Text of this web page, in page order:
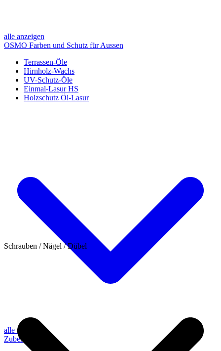
alle anzeigen
OSMO Farben und Schutz für Aussen
Terrassen-Öle
Hirnholz-Wachs
UV-Schutz-Öle
Einmal-Lasur HS
Holzschutz Öl-Lasur
alle anzeigen
Zubehör
Schrauben / Nägel / Dübel